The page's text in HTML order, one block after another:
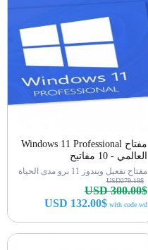
مفتاح Windows 11 Professional
العالمي - 10 مفاتيح
مفتاح تفعيل ويندوز 11 برو مدى الحياة
USD279.19$
USD 300.00$
USD 132.00$with code wd